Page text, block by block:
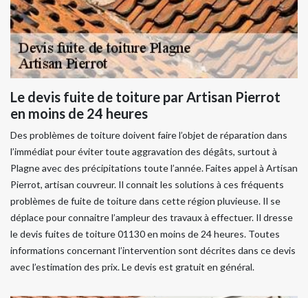
Le devis fuite de toiture par Artisan Pierrot
en moins de 24 heures
Des problèmes de toiture doivent faire l’objet de réparation dans
l’immédiat pour éviter toute aggravation des dégâts, surtout à
Plagne avec des précipitations toute l’année. Faites appel à Artisan
Pierrot, artisan couvreur. Il connait les solutions à ces fréquents
problèmes de fuite de toiture dans cette région pluvieuse. Il se
déplace pour connaitre l’ampleur des travaux à effectuer. Il dresse
le devis fuites de toiture 01130 en moins de 24 heures. Toutes
informations concernant l’intervention sont décrites dans ce devis
avec l’estimation des prix. Le devis est gratuit en général.